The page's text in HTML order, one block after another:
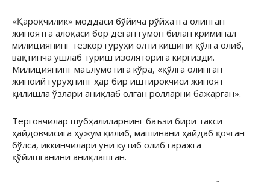
«Қароқчилик» моддаси бўйича рўйхатга олинган
жиноятга алоқаси бор деган гумон билан криминал
милициянинг тезкор гуруҳи олти кишини қўлга олиб,
вақтинча ушлаб туриш изоляторига киргизди.
Милициянинг маълумотига кўра, «қўлга олинган
жиноий гуруҳнинг ҳар бир иштирокчиси жиноят
қилишла ўзлари аниқлаб олган ролларни бажарган».
Терговчилар шубҳалиларнинг баъзи бири такси
ҳайдовчисига ҳужум қилиб, машинани ҳайдаб қочган
бўлса, иккинчилари уни кутиб олиб гаражга
қўйишганини аниқлашган.